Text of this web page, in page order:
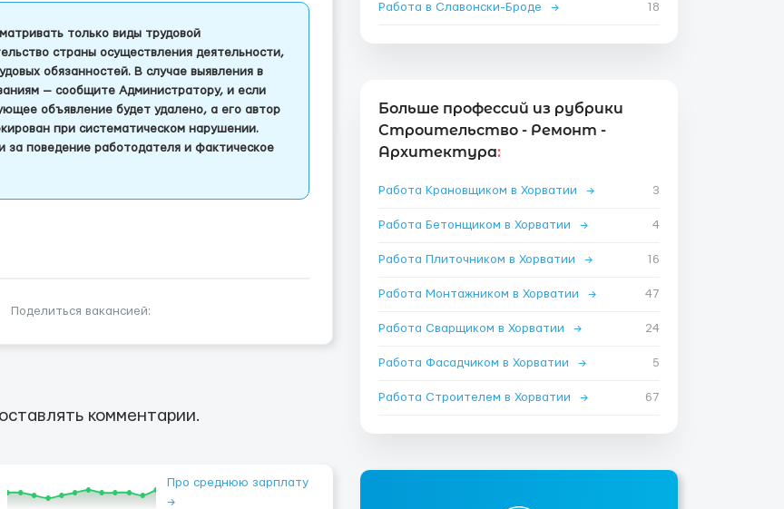
только виды трудовой
страны осуществления деятельности,
обязанностей. В случае выявления в
— сообщите Администратору, и если
объявление будет удалено, а его автор
при систематическом нарушении.
за поведение работодателя и фактическое
Поделиться вакансией:
комментарии.
Про среднюю зарплату
→
Работа в Славонски-Броде → 18
Больше профессий из рубрики
Строительство - Ремонт -
Архитектура:
Работа Крановщиком в Хорватии → 3
Работа Бетонщиком в Хорватии → 4
Работа Плиточником в Хорватии → 16
Работа Монтажником в Хорватии → 47
Работа Сварщиком в Хорватии → 24
Работа Фасадчиком в Хорватии → 5
Работа Строителем в Хорватии → 67